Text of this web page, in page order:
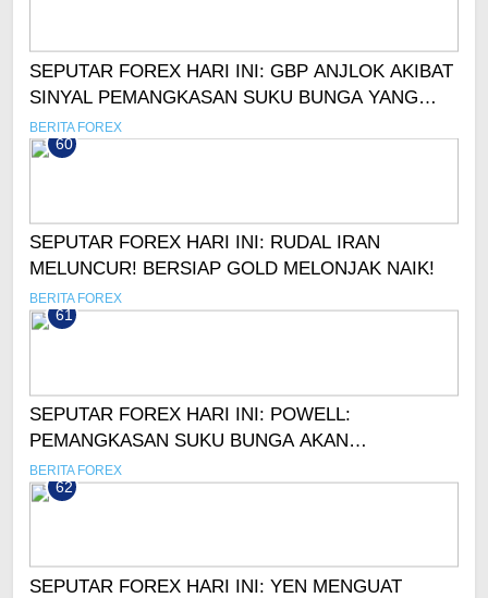
SEPUTAR FOREX HARI INI: GBP ANJLOK AKIBAT
SINYAL PEMANGKASAN SUKU BUNGA YANG
LEBIH AGRESIF!
BERITA FOREX
60
SEPUTAR FOREX HARI INI: RUDAL IRAN
MELUNCUR! BERSIAP GOLD MELONJAK NAIK!
BERITA FOREX
61
SEPUTAR FOREX HARI INI: POWELL:
PEMANGKASAN SUKU BUNGA AKAN
BERLANJUT, TAPI TIDAK TERBURU-BURU
BERITA FOREX
62
SEPUTAR FOREX HARI INI: YEN MENGUAT